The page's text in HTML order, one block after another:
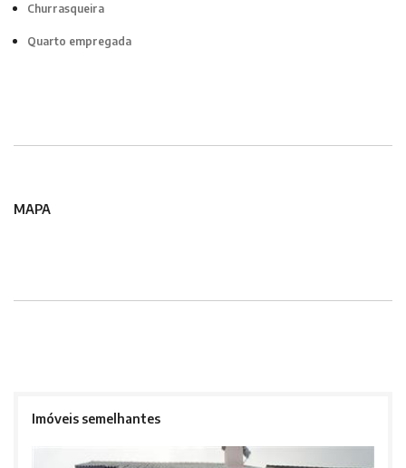
Churrasqueira
Quarto empregada
MAPA
Imóveis semelhantes